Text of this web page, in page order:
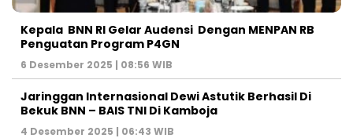
Kepala BNN RI Gelar Audensi Dengan MENPAN RB
Penguatan Program P4GN
6 Desember 2025 | 08:56 WIB
Jaringgan Internasional Dewi Astutik Berhasil Di
Bekuk BNN – BAIS TNI Di Kamboja
4 Desember 2025 | 06:43 WIB